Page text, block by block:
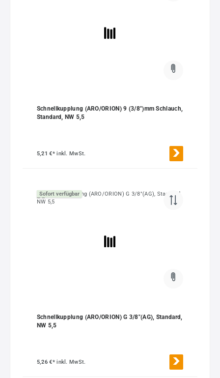
Schnellkupplung (ARO/ORION) 9 (3/8")mm Schlauch,
Standard, NW 5,5
5,21 €*inkl. MwSt.
Sofort verfügbar
Schnellkupplung (ARO/ORION) G 3/8"(AG), Standard,
NW 5,5
5,26 €*inkl. MwSt.